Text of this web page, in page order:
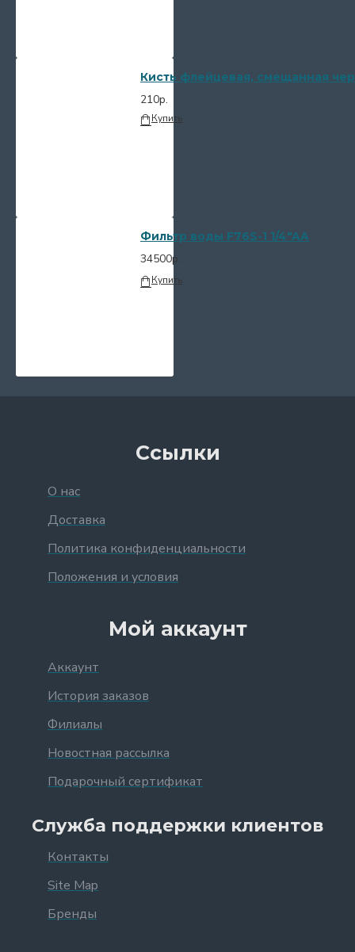
Кисть флейцевая, смещанная
210р.
Купить
Фильтр воды F76S-1 1/4"AA
34500р.
Купить
Ссылки
О нас
Доставка
Политика конфиденциальности
Положения и условия
Мой аккаунт
Аккаунт
История заказов
Филиалы
Новостная рассылка
Подарочный сертификат
Служба поддержки клиентов
Контакты
Site Map
Бренды